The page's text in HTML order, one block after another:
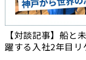
【対談記事】船と
躍する入社2年目リ